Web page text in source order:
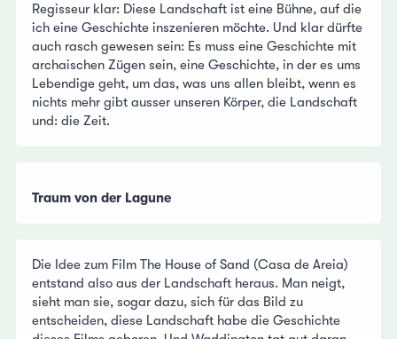
Regisseur klar: Diese Landschaft ist eine Bühne, auf die
ich eine Geschichte inszenieren möchte. Und klar dürfte
auch rasch gewesen sein: Es muss eine Geschichte mit
archaischen Zügen sein, eine Geschichte, in der es ums
Lebendige geht, um das, was uns allen bleibt, wenn es
nichts mehr gibt ausser unseren Körper, die Landschaft
und: die Zeit.
Traum von der Lagune
Die Idee zum Film The House of Sand (Casa de Areia)
entstand also aus der Landschaft heraus. Man neigt,
sieht man sie, sogar dazu, sich für das Bild zu
entscheiden, diese Landschaft habe die Geschichte